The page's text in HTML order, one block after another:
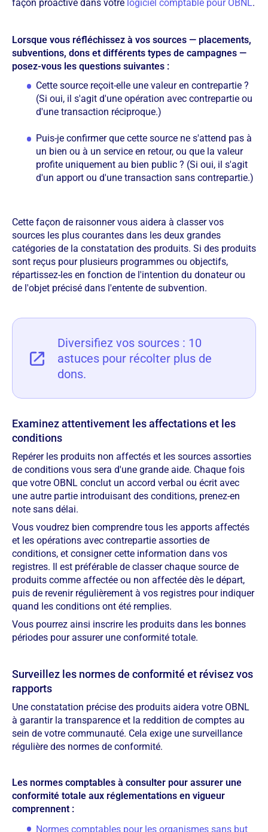
façon proactive dans votre logiciel comptable pour OBNL.
Lorsque vous réfléchissez à vos sources — placements,
subventions, dons et différents types de campagnes —
posez-vous les questions suivantes :
Cette source reçoit-elle une valeur en contrepartie ?
(Si oui, il s'agit d'une opération avec contrepartie ou
d'une transaction réciproque.)
Puis-je confirmer que cette source ne s'attend pas à
un bien ou à un service en retour, ou que la valeur
profite uniquement au bien public ? (Si oui, il s'agit
d'un apport ou d'une transaction sans contrepartie.)
Cette façon de raisonner vous aidera à classer vos
sources les plus courantes dans les deux grandes
catégories de la constatation des produits. Si des produits
sont reçus pour plusieurs programmes ou objectifs,
répartissez-les en fonction de l'intention du donateur ou
de l'objet précisé dans l'entente de subvention.
Diversifiez vos sources : 10
astuces pour récolter plus de
dons.
Examinez attentivement les affectations et les
conditions
Repérer les produits non affectés et les sources assorties
de conditions vous sera d'une grande aide. Chaque fois
que votre OBNL conclut un accord verbal ou écrit avec
une autre partie introduisant des conditions, prenez-en
note sans délai.
Vous voudrez bien comprendre tous les apports affectés
et les opérations avec contrepartie assorties de
conditions, et consigner cette information dans vos
registres. Il est préférable de classer chaque source de
produits comme affectée ou non affectée dès le départ,
puis de revenir régulièrement à vos registres pour indiquer
quand les conditions ont été remplies.
Vous pourrez ainsi inscrire les produits dans les bonnes
périodes pour assurer une conformité totale.
Surveillez les normes de conformité et révisez vos
rapports
Une constatation précise des produits aidera votre OBNL
à garantir la transparence et la reddition de comptes au
sein de votre communauté. Cela exige une surveillance
régulière des normes de conformité.
Les normes comptables à consulter pour assurer une
conformité totale aux réglementations en vigueur
comprennent :
Normes comptables pour les organismes sans but